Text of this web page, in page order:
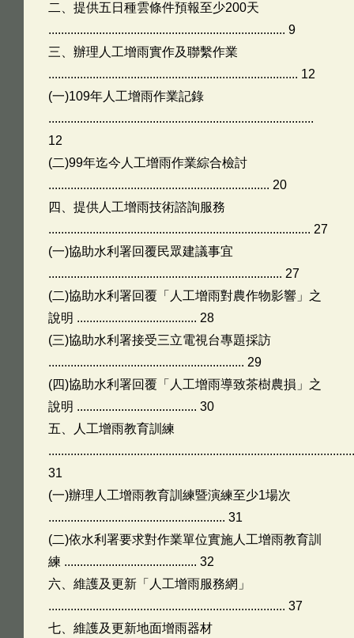
二、提供五日種雲條件預報至少200天
........................................................................... 9
三、辦理人工增雨實作及聯繫作業
............................................................................... 12
(一)109年人工增雨作業記錄
....................................................................................
12
(二)99年迄今人工增雨作業綜合檢討
...................................................................... 20
四、提供人工增雨技術諮詢服務
................................................................................... 27
(一)協助水利署回覆民眾建議事宜
.......................................................................... 27
(二)協助水利署回覆「人工增雨對農作物影響」之
說明 ...................................... 28
(三)協助水利署接受三立電視台專題採訪
.............................................................. 29
(四)協助水利署回覆「人工增雨導致茶樹農損」之
說明 ...................................... 30
五、人工增雨教育訓練
31
(一)辦理人工增雨教育訓練暨演練至少1場次
........................................................ 31
(二)依水利署要求對作業單位實施人工增雨教育訓
練 .......................................... 32
六、維護及更新「人工增雨服務網」
........................................................................... 37
七、維護及更新地面增雨器材